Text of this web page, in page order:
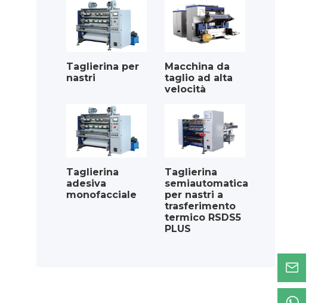
Taglierina per
nastri
Macchina da
taglio ad alta
velocità
Taglierina
adesiva
monofacciale
Taglierina
semiautomatica
per nastri a
trasferimento
termico RSDS5
PLUS